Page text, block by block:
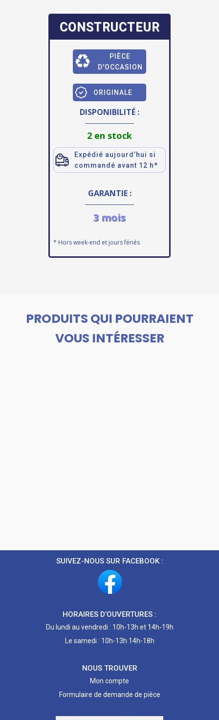
CONSTRUCTEUR
PIÈCE
D'OCCASION
ORIGINALE
DISPONIBILITÉ :
2 en stock
Expédié aujourd’hui si
commandé avant 12 h*
GARANTIE :
3 mois
* Hors week-end et jours fériés
PRODUITS QUI POURRAIENT
VOUS INTÉRESSER
SUIVEZ-NOUS SUR FACEBOOK :
HORAIRES D’OUVERTURES :
Du lundi au vendredi : 10h-13h et 14h-19h
Le samedi : 10h-13h 14h-18h
NOUS TROUVER
Mon compte
Formulaire de demande de pièce